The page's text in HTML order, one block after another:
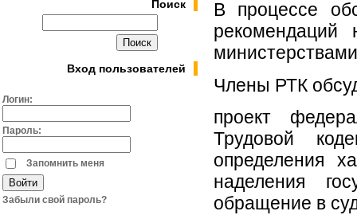
Поиск
Вход пользователей
Логин:
Пароль:
Запомнить меня
Забыли свой пароль?
В процессе
рекомендаций
Члены РТК
проект
Трудовой
определения
наделения
обращение в